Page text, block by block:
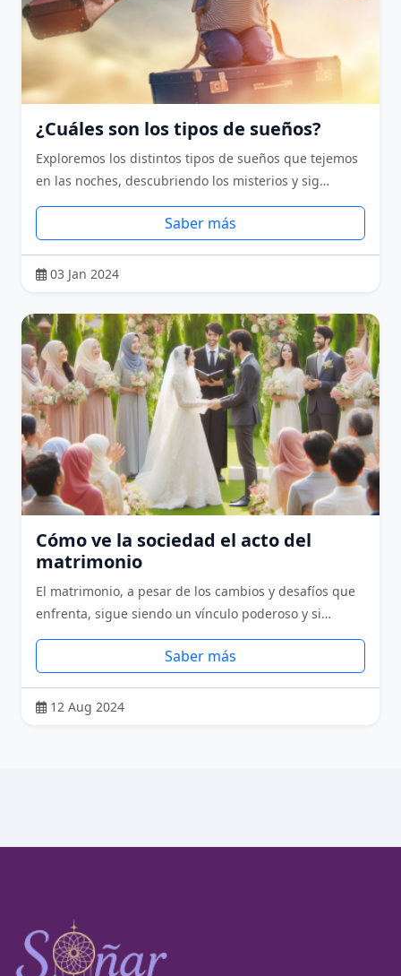
¿Cuáles son los tipos de sueños?
Exploremos los distintos tipos de sueños que tejemos
en las noches, descubriendo los misterios y sig…
Saber más
03 Jan 2024
Cómo ve la sociedad el acto del
matrimonio
El matrimonio, a pesar de los cambios y desafíos que
enfrenta, sigue siendo un vínculo poderoso y si…
Saber más
12 Aug 2024